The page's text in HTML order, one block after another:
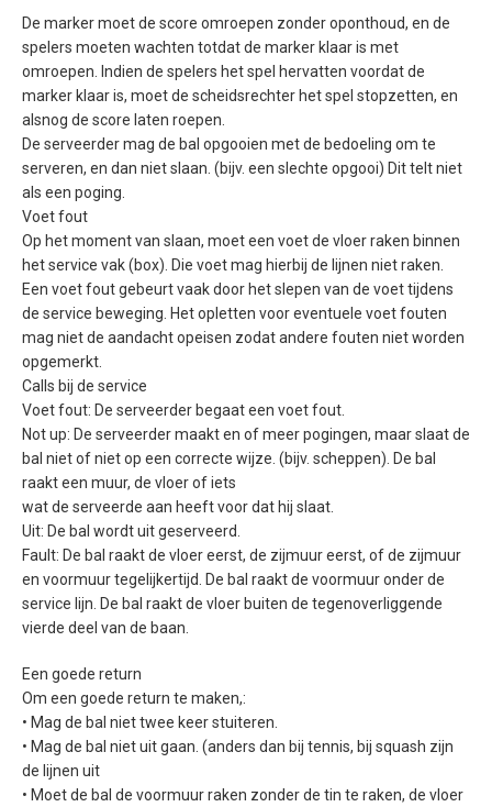
De marker moet de score omroepen zonder oponthoud, en de
spelers moeten wachten totdat de marker klaar is met
omroepen. Indien de spelers het spel hervatten voordat de
marker klaar is, moet de scheidsrechter het spel stopzetten, en
alsnog de score laten roepen.
De serveerder mag de bal opgooien met de bedoeling om te
serveren, en dan niet slaan. (bijv. een slechte opgooi) Dit telt niet
als een poging.
Voet fout
Op het moment van slaan, moet een voet de vloer raken binnen
het service vak (box). Die voet mag hierbij de lijnen niet raken.
Een voet fout gebeurt vaak door het slepen van de voet tijdens
de service beweging. Het opletten voor eventuele voet fouten
mag niet de aandacht opeisen zodat andere fouten niet worden
opgemerkt.
Calls bij de service
Voet fout: De serveerder begaat een voet fout.
Not up: De serveerder maakt en of meer pogingen, maar slaat de
bal niet of niet op een correcte wijze. (bijv. scheppen). De bal
raakt een muur, de vloer of iets
wat de serveerde aan heeft voor dat hij slaat.
Uit: De bal wordt uit geserveerd.
Fault: De bal raakt de vloer eerst, de zijmuur eerst, of de zijmuur
en voormuur tegelijkertijd. De bal raakt de voormuur onder de
service lijn. De bal raakt de vloer buiten de tegenoverliggende
vierde deel van de baan.
Een goede return
Om een goede return te maken,:
• Mag de bal niet twee keer stuiteren.
• Mag de bal niet uit gaan. (anders dan bij tennis, bij squash zijn
de lijnen uit
• Moet de bal de voormuur raken zonder de tin te raken, de vloer